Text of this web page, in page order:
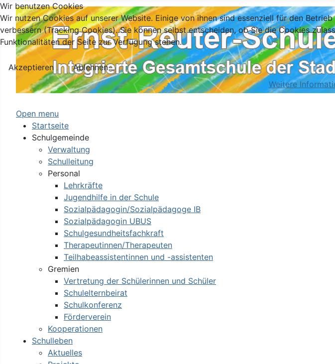
Open menu
Startseite
Schulgemeinde
Verwaltung
Schulleitung
Personal
Lehrkräfte
Jugendhilfe in der Schule
Sozialpädagogin/Sozialpädagoge IB
Sozialpädagogin UBUS
Schulgesundheitsfachkraft
Therapeutinnen/Therapeuten
Teilhabeassistentinnen und -assistenten
Gremien
Vertretung der Schülerinnen und Schüler
Schulelternbeirat
Schulkonferenz
Förderverein
Kooperationen
Schulleben
Aktuelles
Wir benutzen Cookies
Wir nutzen Cookies auf unserer Website. Einige von ihnen sind essenziell für den
verbessern (Tracking Cookies). Sie können selbst entscheiden, ob Sie die Cookies
Funktionalitäten der Seite zur Verfügung stehen.
Akzeptieren
Ablehnen
Weitere